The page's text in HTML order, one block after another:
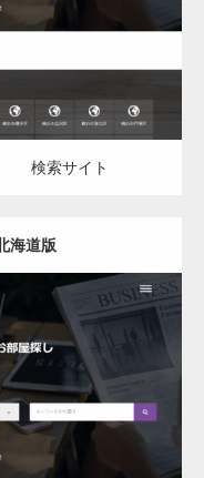
検索サイト
海道版
ージャー